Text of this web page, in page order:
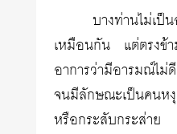
บางท่านไม่เ
เหมือนกัน แต่ตรงข้
อาการว่ามีอารมณ์ไ
จนมีลักษณะเป็นคนห
หรือกระสับกระส่าย